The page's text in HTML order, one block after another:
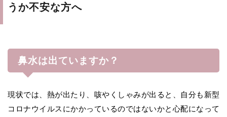
うか不安な方へ
鼻水は出ていますか？
現状では、熱が出たり、咳やくしゃみが出ると、自分も新型
コロナウイルスにかかっているのではないかと心配になって